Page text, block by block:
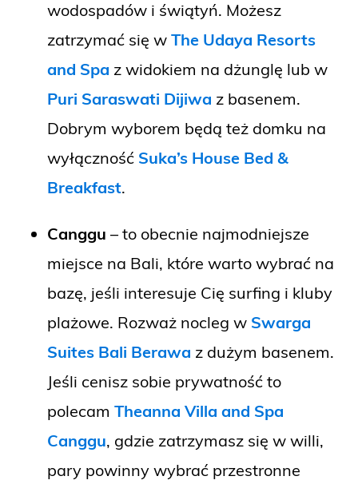
wodospadów i świątyń. Możesz
zatrzymać się w The Udaya Resorts
and Spa z widokiem na dżunglę lub w
Puri Saraswati Dijiwa z basenem.
Dobrym wyborem będą też domku na
wyłączność Suka’s House Bed &
Breakfast.
Canggu – to obecnie najmodniejsze
miejsce na Bali, które warto wybrać na
bazę, jeśli interesuje Cię surfing i kluby
plażowe. Rozważ nocleg w Swarga
Suites Bali Berawa z dużym basenem.
Jeśli cenisz sobie prywatność to
polecam Theanna Villa and Spa
Canggu, gdzie zatrzymasz się w willi,
pary powinny wybrać przestronne